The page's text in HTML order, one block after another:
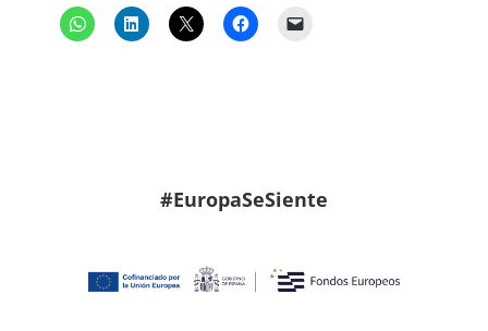
#EuropaSeSiente